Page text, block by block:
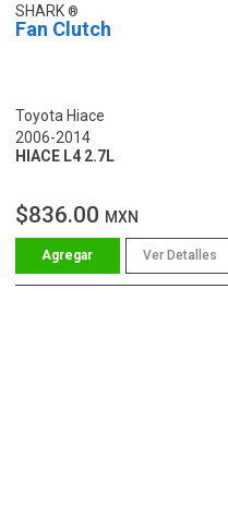
SHARK
Fan Clutch
Toyota Hiace
2006-2014
HIACE L4 2.7L
$836.00 MXN
Ver Detalles